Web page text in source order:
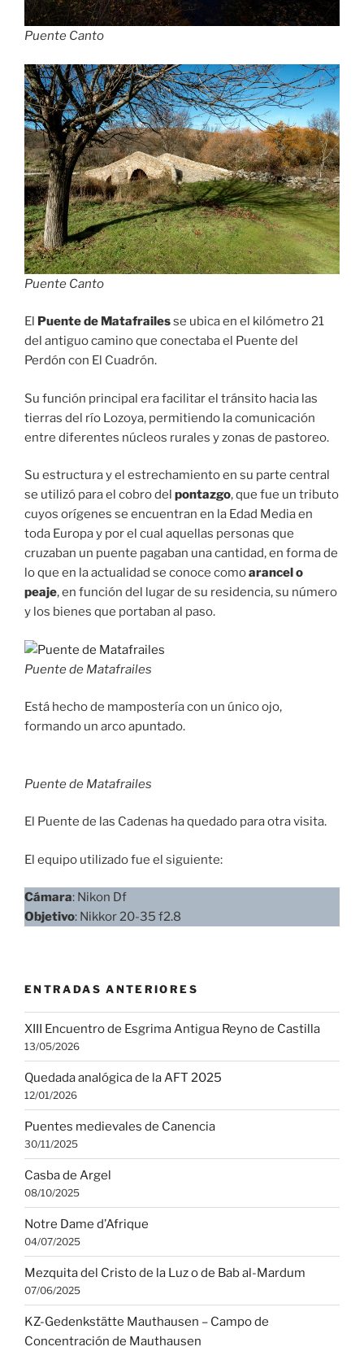
Puente Canto
Puente Canto
El Puente de Matafrailesse ubica en el kilómetro 21
del antiguo camino que conectaba el Puente del
Perdón con El Cuadrón.
Su función principal era facilitar el tránsito hacia las
tierras del río Lozoya, permitiendo la comunicación
entre diferentes núcleos rurales y zonas de pastoreo.
Su estructura y el estrechamiento en su parte central
se utilizó para el cobro del pontazgo, que fue un tributo
cuyos orígenes se encuentran en la Edad Media en
toda Europa y por el cual aquellas personas que
cruzaban un puente pagaban una cantidad, en forma de
lo que en la actualidad se conoce comoarancel o
peaje, en función del lugar de su residencia, su número
y los bienes que portaban al paso.
Puente de Matafrailes
Está hecho de mampostería con un único ojo,
formando un arco apuntado.
Puente de Matafrailes
El Puente de las Cadenas ha quedado para otra visita.
El equipo utilizado fue el siguiente:
Cámara: Nikon Df
Objetivo: Nikkor 20-35 f2.8
ENTRADAS ANTERIORES
XIII Encuentro de Esgrima Antigua Reyno de Castilla
13/05/2026
Quedada analógica de la AFT 2025
12/01/2026
Puentes medievales de Canencia
30/11/2025
Casba de Argel
08/10/2025
Notre Dame d’Afrique
04/07/2025
Mezquita del Cristo de la Luz o de Bab al-Mardum
07/06/2025
KZ-Gedenkstätte Mauthausen – Campo de
Concentración de Mauthausen